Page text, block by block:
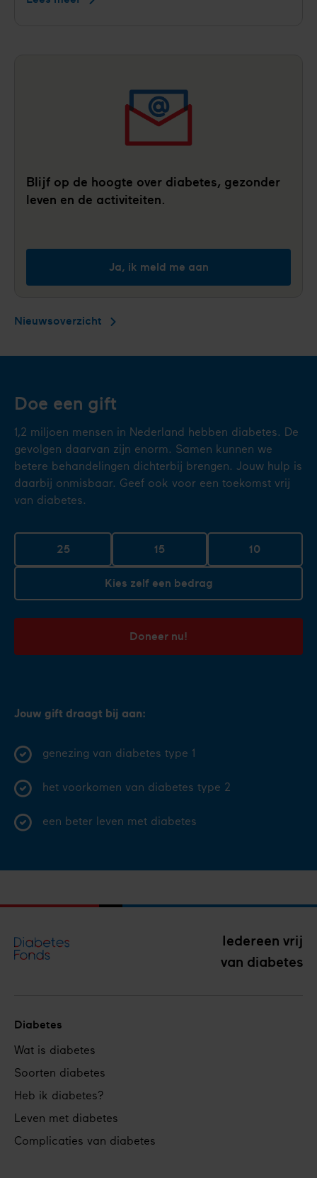
eerder
zichtbaar
Blijf op de hoogte over diabetes, gezonder
leven en de activiteiten.
Ja, ik meld me aan
Nieuwsoverzicht
Doe een gift
1,2 miljoen mensen in Nederland hebben diabetes. De
gevolgen daarvan zijn enorm. Samen kunnen we
betere behandelingen dichterbij brengen. Jouw hulp is
daarbij onmisbaar. Geef ook voor een toekomst vrij
van diabetes.
Jouw gift draagt bij aan:
genezing van diabetes type 1
het voorkomen van diabetes type 2
een beter leven met diabetes
25 15 10
Kies zelf een bedrag
Doneer nu!
Iedereen vrij
van diabetes
Footer
navigation
Diabetes
Wat is diabetes
Soorten diabetes
Heb ik diabetes?
Leven met diabetes
Complicaties van diabetes